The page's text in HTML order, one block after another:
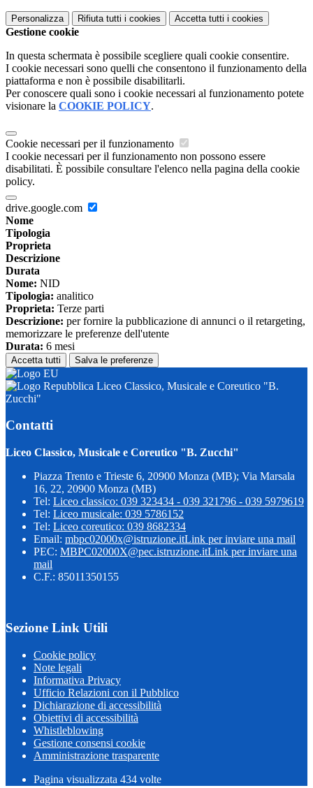
Personalizza Rifiuta tutti i cookies Accetta tutti i cookies
Gestione cookie
In questa schermata è possibile scegliere quali cookie consentire.
I cookie necessari sono quelli che consentono il funzionamento della
piattaforma e non è possibile disabilitarli.
Per conoscere quali sono i cookie necessari al funzionamento potete
visionare la COOKIE POLICY.
Cookie necessari per il funzionamento
I cookie necessari per il funzionamento non possono essere
disabilitati. È possibile consultare l'elenco nella pagina della cookie
policy.
drive.google.com
Nome
Tipologia
Proprieta
Descrizione
Durata
Nome: NID
Tipologia: analitico
Proprieta: Terze parti
Descrizione: per fornire la pubblicazione di annunci o il retargeting,
memorizzare le preferenze dell'utente
Durata: 6 mesi
Accetta tutti Salva le preferenze
Liceo Classico, Musicale e Coreutico "B.
Zucchi"
Contatti
Liceo Classico, Musicale e Coreutico "B. Zucchi"
Piazza Trento e Trieste 6, 20900 Monza (MB); Via Marsala
16, 22, 20900 Monza (MB)
Tel: Liceo classico: 039 323434 - 039 321796 - 039 5979619
Tel: Liceo musicale: 039 5786152
Tel: Liceo coreutico: 039 8682334
Email: mbpc02000x@istruzione.itLink per inviare una mail
PEC: MBPC02000X@pec.istruzione.itLink per inviare una
mail
C.F.: 85011350155
Sezione Link Utili
Cookie policy
Note legali
Informativa Privacy
Ufficio Relazioni con il Pubblico
Dichiarazione di accessibilità
Obiettivi di accessibilità
Whistleblowing
Gestione consensi cookie
Amministrazione trasparente
Pagina visualizzata 434 volte